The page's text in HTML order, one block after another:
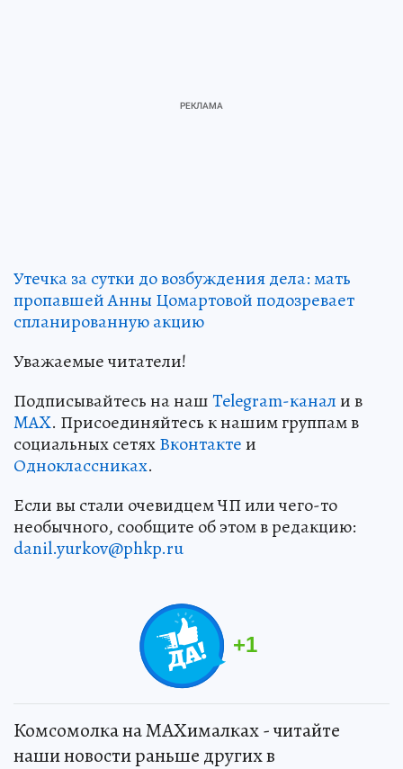
Утечка за сутки до возбуждения дела: мать
пропавшей Анны Цомартовой подозревает
спланированную акцию
Уважаемые читатели!
Подписывайтесь на нашTelegram-канали в
MAX. Присоединяйтесь к нашим группам в
социальных сетяхВконтактеи
Одноклассниках.
Если вы стали очевидцем ЧП или чего-то
необычного, сообщите об этом в редакцию:
danil.yurkov@phkp.ru
+1
Комсомолка на MAXималках - читайте
наши новости раньше других в